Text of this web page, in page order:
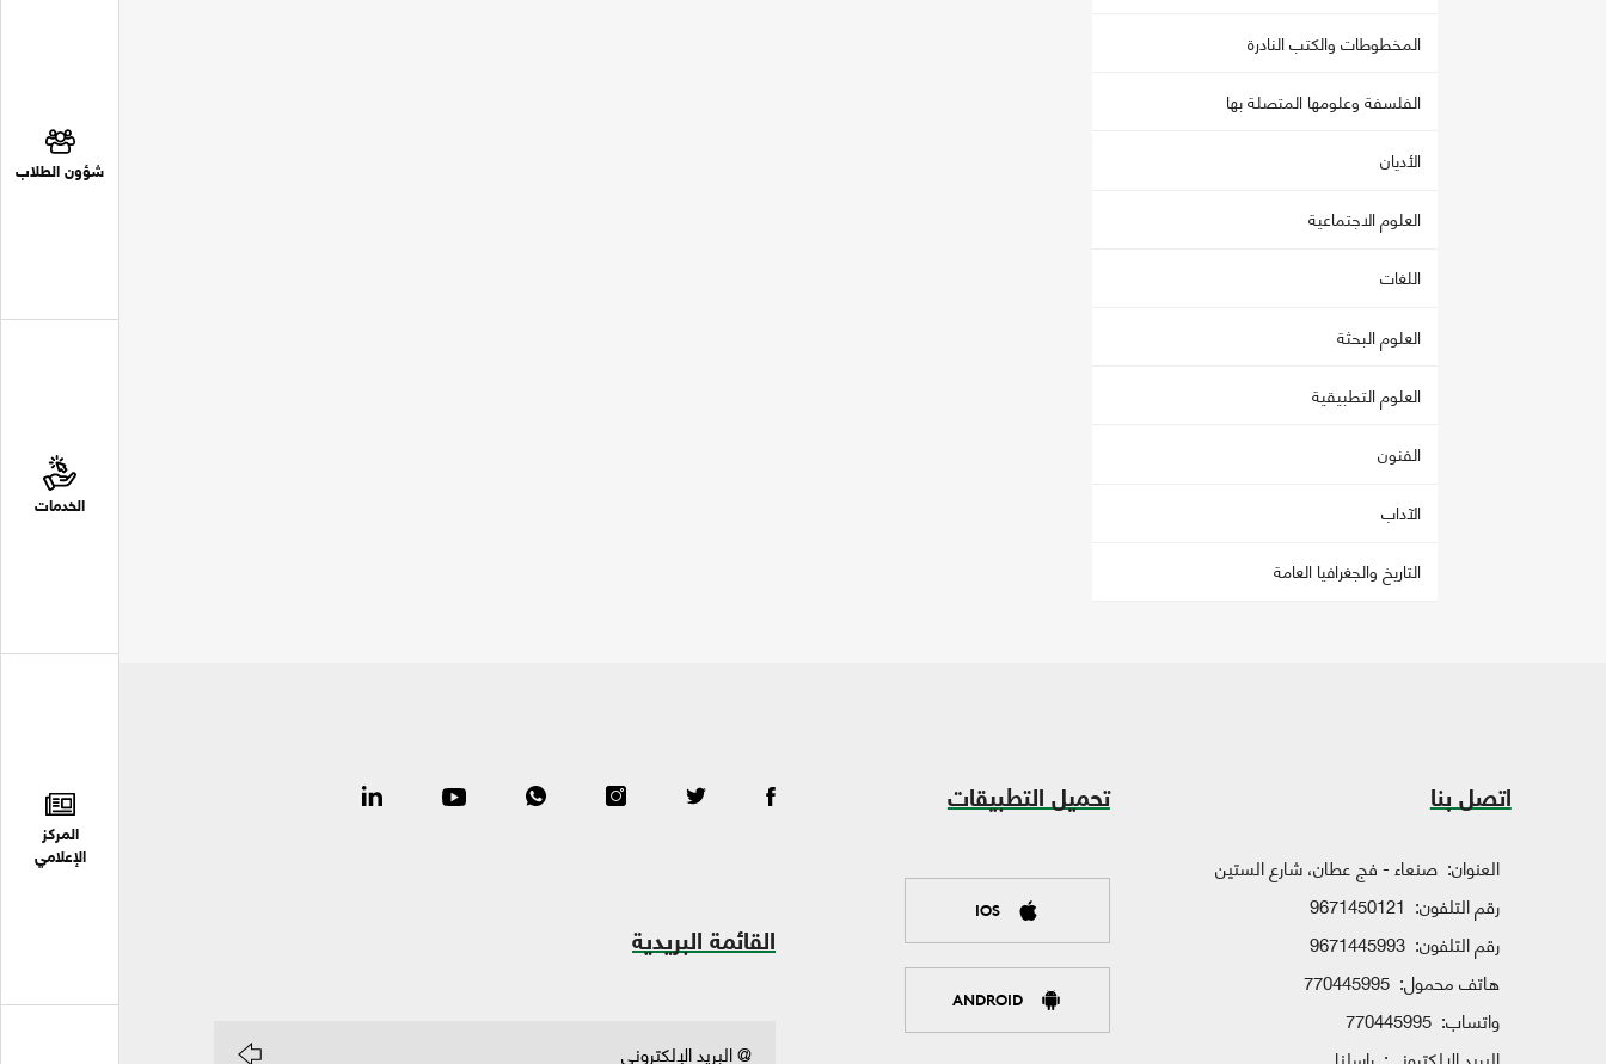
شؤون الطلاب
الخدمات
المركز
الإعلامي
المخطوطات والكتب النادرة
الفلسفة وعلومها المتصلة بها
الأديان
العلوم الاجتماعية
اللغات
العلوم البحثة
العلوم التطبيقية
الفنون
الآداب
التاريخ والجغرافيا العامة
اتصل بنا
العنوان: صنعاء - فج عطان، شارع الستين
رقم التلفون: 9671450121
رقم التلفون: 9671445993
هاتف محمول: 770445995
واتساب: 770445995
تحميل التطبيقات
IOS
ANDROID
القائمة البريدية